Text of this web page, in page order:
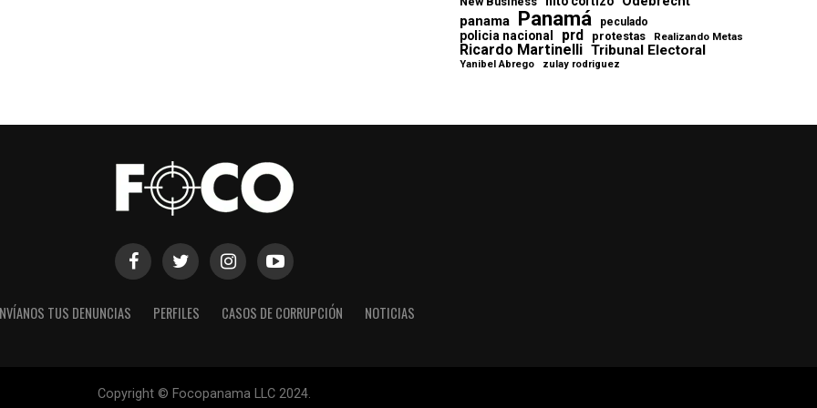
panama Panamá peculado
policia nacional prd protestas Realizando Metas
Ricardo Martinelli Tribunal Electoral
Yanibel Abrego zulay rodriguez
TUS DENUNCIAS PERFILES CASOS DE CORRUPCIÓN NOTICIAS
Copyright © Focopanama LLC 2024.